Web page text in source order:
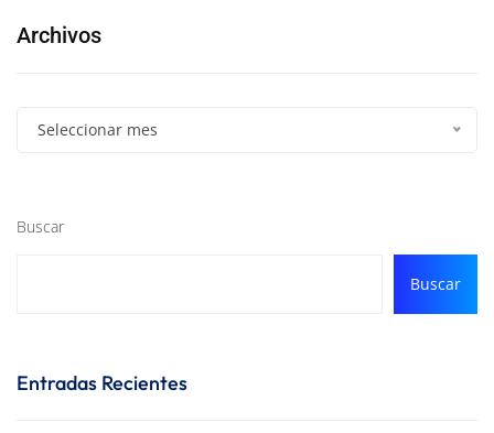
Archivos
Seleccionar mes
Buscar
Buscar
Entradas Recientes